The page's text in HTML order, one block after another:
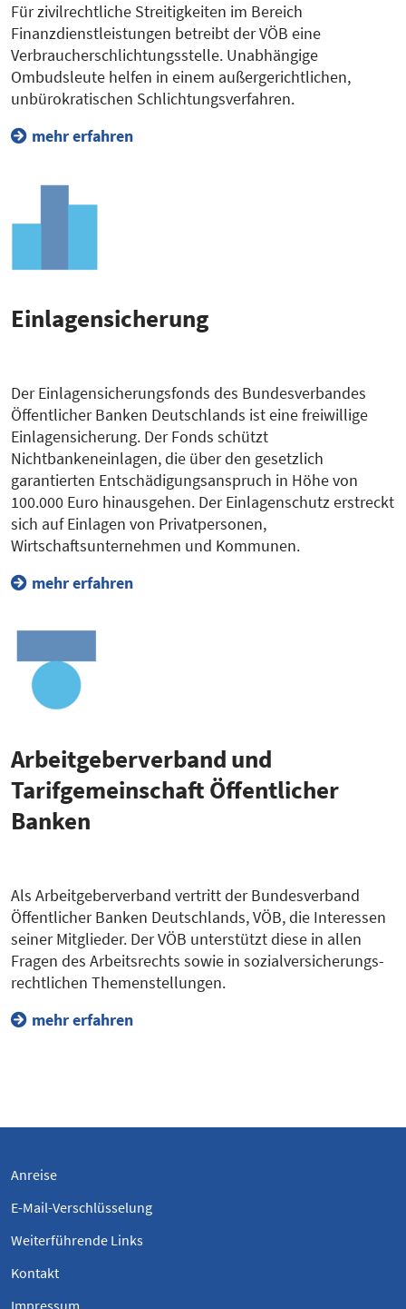
Für zivilrechtliche Streitigkeiten im Bereich
Finanzdienstleistungen betreibt der VÖB eine
Verbraucherschlichtungsstelle. Unabhängige
Ombudsleute helfen in einem außergerichtlichen,
unbürokratischen Schlichtungsverfahren.
mehr erfahren
Einlagensicherung
Der Einlagensicherungsfonds des Bundesverbandes
Öffentlicher Banken Deutschlands ist eine freiwillige
Einlagensicherung. Der Fonds schützt
Nichtbankeneinlagen, die über den gesetzlich
garantierten Entschädigungsanspruch in Höhe von
100.000 Euro hinausgehen. Der Einlagenschutz erstreckt
sich auf Einlagen von Privatpersonen,
Wirtschaftsunternehmen und Kommunen.
mehr erfahren
Arbeitgeberverband und
Tarifgemeinschaft Öffentlicher
Banken
Als Arbeitgeberverband vertritt der Bundesverband
Öffentlicher Banken Deutschlands, VÖB, die Interessen
seiner Mitglieder. Der VÖB unterstützt diese in allen
Fragen des Arbeitsrechts sowie in sozialversicherungs-
rechtlichen Themenstellungen.
mehr erfahren
Anreise
E-Mail-Verschlüsselung
Weiterführende Links
Kontakt
Impressum